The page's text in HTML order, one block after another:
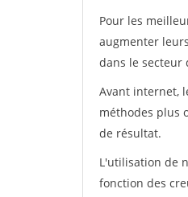
Pour les
augmenter
dans le secteur
Avant internet,
méthodes plus
de résultat.
L'utilisation de
fonction des